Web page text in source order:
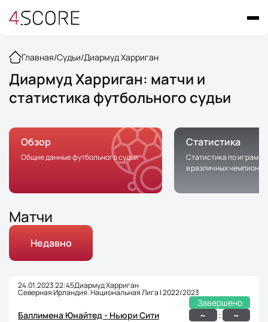
Главная/Судьи/Диармуд Харриган
Диармуд Харриган: матчи и
статистика футбольного судьи
Обзор
Общие данные футбольного судьи
Статистика
Статистика по играм с
в различных
Матчи
Недавно
24.01.2023 22:45Диармуд Харриган
Северная Ирландия. Национальная Лига | 2022/2023
Завершено
Баллимена Юнайтед - Ньюри Сити
~ : ~